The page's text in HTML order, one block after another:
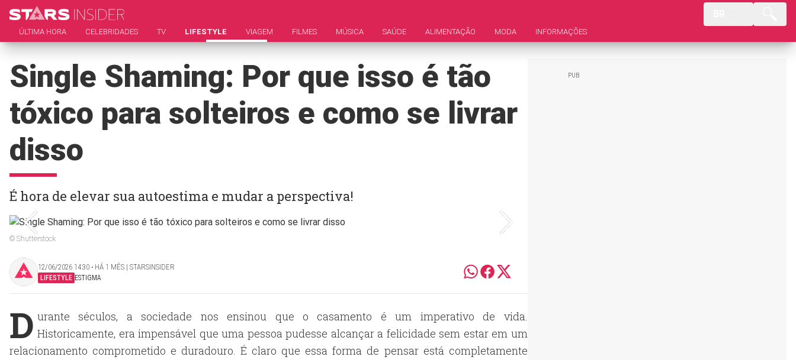
ÚLTIMA HORA CELEBRIDADES TV LIFESTYLE VIAGEM FILMES MÚSICA SAÚDE ALIMENTAÇÃO MODA INFORMAÇÕES
Single Shaming: Por que isso é tão
tóxico para solteiros e como se livrar
disso
É hora de elevar sua autoestima e mudar a perspectiva!
© Shutterstock
12/06/2026 14:30 ‧ HÁ 1 MÊS | STARSINSIDER
LIFESTYLE ESTIGMA
D urante séculos, a sociedade nos ensinou que o casamento é um imperativo de vida.
Historicamente, era impensável que uma pessoa pudesse alcançar a felicidade sem estar em um
relacionamento comprometido e duradouro. É claro que essa forma de pensar está completamente